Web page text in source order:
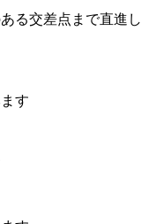
る交差点まで直進 し
す